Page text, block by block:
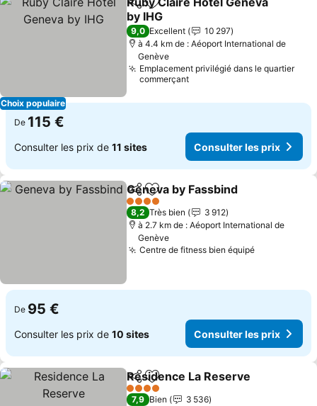
Choix populaire
PartagerAjouter à mes favoris
by IHG
9,0 Excellent
10 297
à 4.4 km de : Aéoport International de
Genève
Emplacement privilégié dans le quartier
commerçant
De 115 €
Consulter les prix de 11 sites Consulter les prix
PartagerAjouter à mes favoris
Geneva by Fassbind
4 Étoiles
8,2 Très bien
3 912
à 2.7 km de : Aéoport International de
Genève
Centre de fitness bien équipé
De 95 €
Consulter les prix de 10 sites Consulter les prix
PartagerAjouter à mes favoris
Residence La Reserve
4 Étoiles
7,9 Bien
3 536